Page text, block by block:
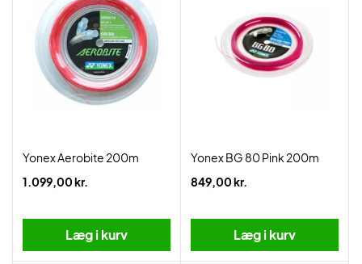
Yonex Aerobite 200m
1.099,00 kr.
Læg i kurv
Yonex BG 80 Pink 200m
849,00 kr.
Læg i kurv